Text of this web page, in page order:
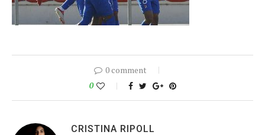
0 comment
0
CRISTINA RIPOLL